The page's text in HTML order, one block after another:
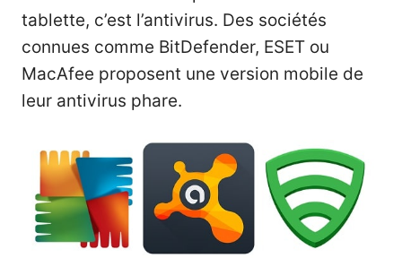
tablette, c’est l’antivirus. Des sociétés
connues comme BitDefender, ESET ou
MacAfee proposent une version mobile de
leur antivirus phare.